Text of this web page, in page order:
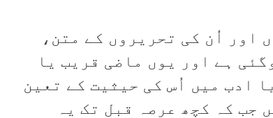
اور اُن کی تحریروں کے متن،
ہے اور یوں ماضی قریب یا
ادب میں اُس کی حیثیت کے تعین
جب کہ کچھ عرصہ قبل تک یہ